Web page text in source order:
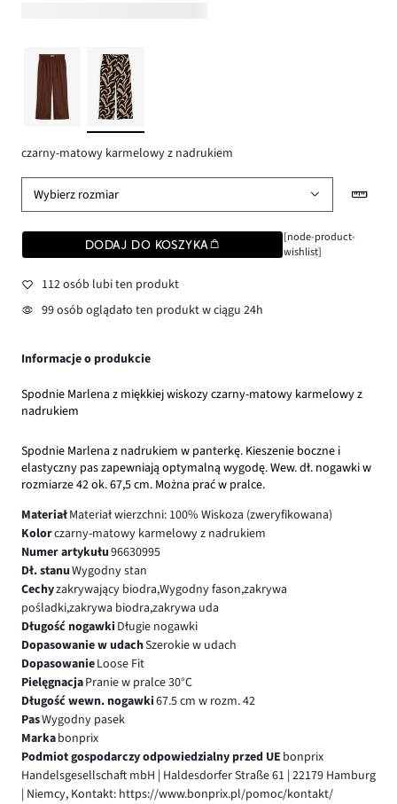
czarny-matowy karmelowy z nadrukiem
Wybierz rozmiar
DODAJ DO KOSZYKA
[node-product-
wishlist]
112 osób lubi ten produkt
99 osób oglądało ten produkt w ciągu 24h
Informacje o produkcie
Spodnie Marlena z miękkiej wiskozy czarny-matowy karmelowy z
nadrukiem
Spodnie Marlena z nadrukiem w panterkę. Kieszenie boczne i
elastyczny pas zapewniają optymalną wygodę. Wew. dł. nogawki w
rozmiarze 42 ok. 67,5 cm. Można prać w pralce.
MateriałMateriał wierzchni: 100% Wiskoza (zweryfikowana)
Kolorczarny-matowy karmelowy z nadrukiem
Numer artykułu96630995
Dł. stanuWygodny stan
Cechyzakrywający biodra,Wygodny fason,zakrywa
pośladki,zakrywa biodra,zakrywa uda
Długość nogawki Długie nogawki
Dopasowanie w udachSzerokie w udach
DopasowanieLoose Fit
PielęgnacjaPranie w pralce 30°C
Długość wewn. nogawki67.5 cm w rozm. 42
PasWygodny pasek
Markabonprix
Podmiot gospodarczy odpowiedzialny przed UE bonprix
Handelsgesellschaft mbH | Haldesdorfer Straße 61 | 22179 Hamburg
| Niemcy, Kontakt: https://www.bonprix.pl/pomoc/kontakt/